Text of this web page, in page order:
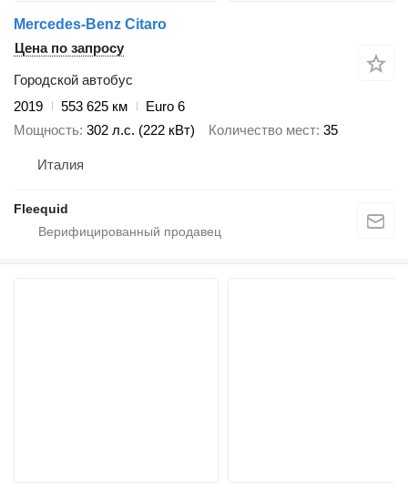
Mercedes-Benz Citaro
Цена по запросу
Городской автобус
2019
553 625 км
Euro 6
Мощность 302 л.с. (222 кВт) Количество мест 35
Италия
Fleequid